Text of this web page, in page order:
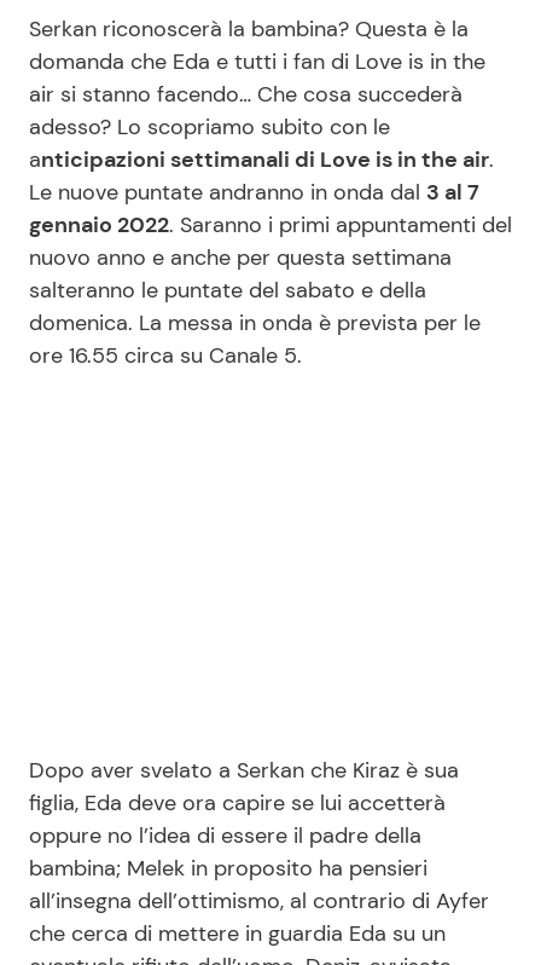
Moda e Style
Mondo Mamma
News benessere
Salute
Viaggi e Turismo
Dolci
Le Ricette in TV
Primi Piatti
Ricette Facili e Veloci
Ricette Feste
Redazione
Contattaci
Pubblicità
Privacy Policy
Serkan riconoscerà la bambina? Questa è la
domanda che Eda e tutti i fan di Love is in the
air si stanno facendo… Che cosa succederà
adesso? Lo scopriamo subito con le
anticipazioni settimanali di Love is in the air.
Le nuove puntate andranno in onda dal 3 al 7
gennaio 2022. Saranno i primi appuntamenti del
nuovo anno e anche per questa settimana
salteranno le puntate del sabato e della
domenica. La messa in onda è prevista per le
ore 16.55 circa su Canale 5.
Dopo aver svelato a Serkan che Kiraz è sua
figlia, Eda deve ora capire se lui accetterà
oppure no l’idea di essere il padre della
bambina; Melek in proposito ha pensieri
all’insegna dell’ottimismo, al contrario di Ayfer
che cerca di mettere in guardia Eda su un